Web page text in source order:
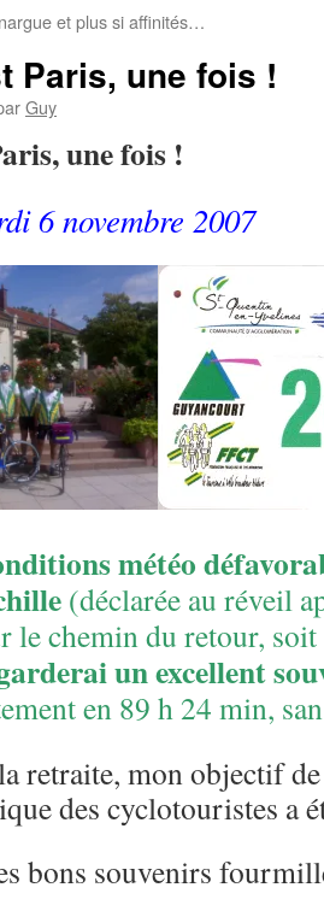
et plus si affinités…
Paris, une fois !
Guy
une fois !
6 novembre 2007
météo
(déclarée au réveil
le chemin du retour,
un excellent
en 89 h 24 min,
retraite, mon objectif
des cyclotouristes a
bons souvenirs